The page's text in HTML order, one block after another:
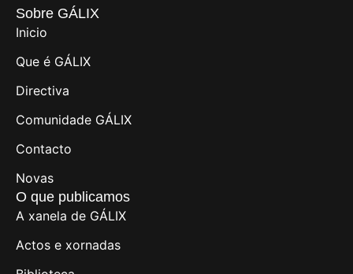
Sobre GÁLIX
Inicio
Que é GÁLIX
Directiva
Comunidade GÁLIX
Contacto
Novas
O que publicamos
A xanela de GÁLIX
Actos e xornadas